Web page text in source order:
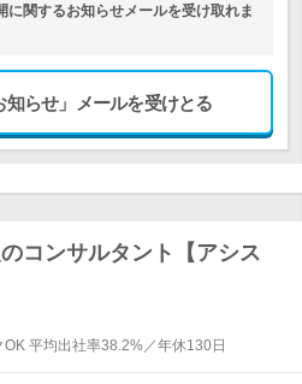
に関するお知らせメールを受け取れま
知らせ」メールを受けとる
コンサルタント【アシス
平均出社率38.2%／年休130日